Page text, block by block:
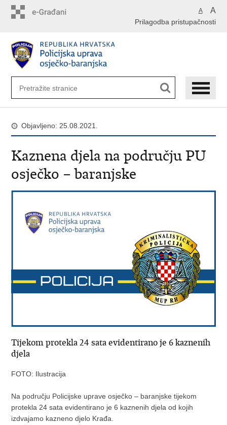
A A
Prilagodba pristupačnosti
Objavljeno: 25.08.2021.
Kaznena djela na području PU
osječko – baranjske
Tijekom protekla 24 sata evidentirano je 6 kaznenih
djela
FOTO: Ilustracija
Na području Policijske uprave osječko – baranjske tijekom
protekla 24 sata evidentirano je 6 kaznenih djela od kojih
izdvajamo kazneno djelo Krađa.